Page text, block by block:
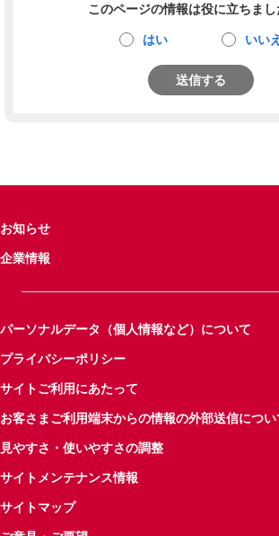
このページの情報は役に立ちまし
はい いいえ
送信する
お知らせ
企業情報
パーソナルデータ（個人情報など）について
プライバシーポリシー
サイトご利用にあたって
お客さまご利用端末からの情報の外部送信につい
見やすさ・使いやすさの調整
サイトメンテナンス情報
サイトマップ